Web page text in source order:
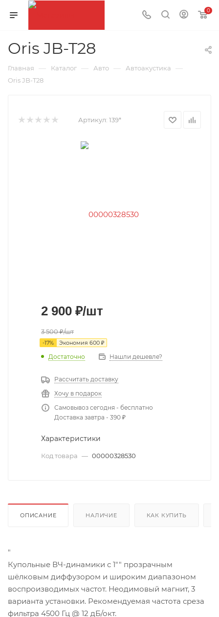
0
Oris JB-T28
Главная — Каталог — Авто — Автоакустика —
Oris JB-T28
Артикул: 139*
2 900 ₽/шт
3 500₽/шт
-17% Экономия 600 ₽
Достаточно Нашли дешевле?
Рассчитать доставку
Хочу в подарок
Самовывоз сегодня - бесплатно
Доставка завтра - 390 ₽
Характеристики
Код товара — 00000328530
ОПИСАНИЕ НАЛИЧИЕ КАК КУПИТЬ
"
Купольные ВЧ-динамики с 1"" прозрачным
шёлковым диффузором и широким диапазоном
воспроизводимых частот. Неодимовый магнит, 3
варианта установки. Рекомендуемая частота среза
фильтра 4500 Гц @ 12 дБ/окт.